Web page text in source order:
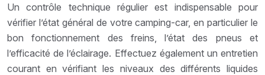
Un contrôle technique régulier est indispensable pour
vérifier l’état général de votre camping-car, en particulier le
bon fonctionnement des freins, l’état des pneus et
l’efficacité de l’éclairage. Effectuez également un entretien
courant en vérifiant les niveaux des différents liquides